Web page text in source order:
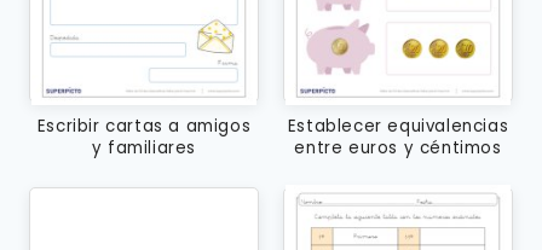
Escribir cartas a amigos
y familiares
Establecer equivalencias
entre euros y céntimos